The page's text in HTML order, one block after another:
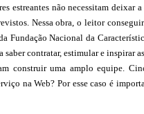
estreantes não necessitam
Nessa obra, o leitor
Nacional da
contratar, estimular e inspirar
construir uma amplo equipe.
na Web? Por esse caso é